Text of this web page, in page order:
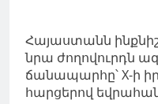
Հայաստանն
նրա ժողովուրդն
ճանապարհը՝ X-ի իր
հարցերով